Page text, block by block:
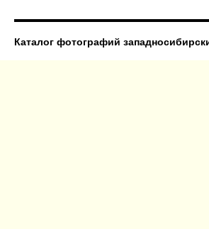
Каталог фотографий